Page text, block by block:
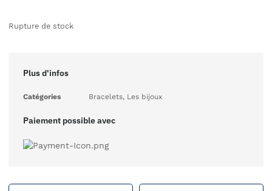
Rupture de stock
Plus d'infos
Catégories Bracelets, Les bijoux
Paiement possible avec